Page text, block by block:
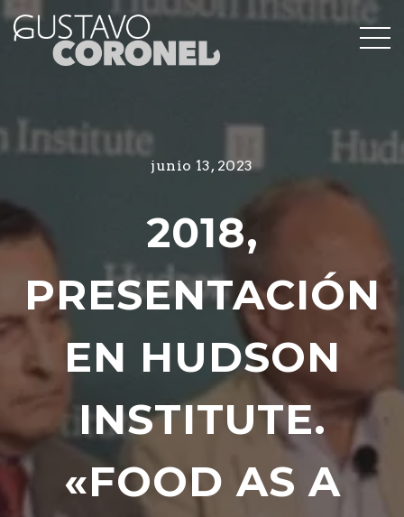
junio 13, 2023
2018,
PRESENTACIÓN
EN HUDSON
INSTITUTE.
«FOOD AS A